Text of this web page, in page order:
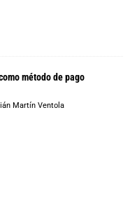
método de pago
Martín Ventola